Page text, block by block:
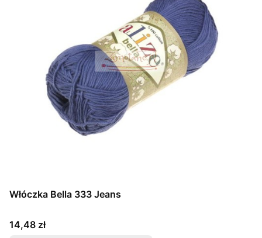
Włóczka Bella 333 Jeans
Cena
14,48 zł